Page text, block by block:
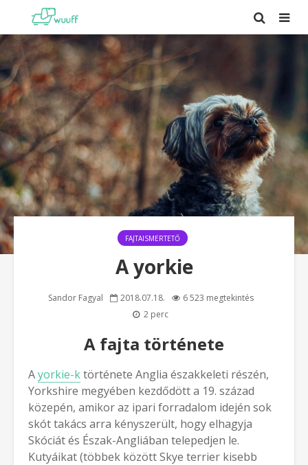
FAJTAISMERTETŐ
A yorkie
Sandor Fagyal 2018.07.18.
6 523 megtekintés
2 perc
A fajta története
Ayorkie-ktörténete Anglia északkeleti részén,
Yorkshire megyében kezdődött a 19. század
közepén, amikor az ipari forradalom idején sok
skót takács arra kényszerült, hogy elhagyja
Skóciát és Észak-Angliában telepedjen le.
Kutyáikat (többek között Skye terrier kisebb